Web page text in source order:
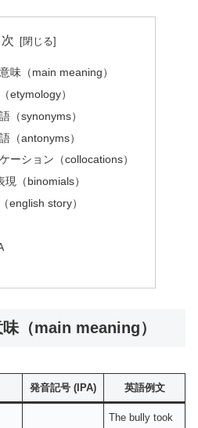
次
味（main meaning）
etymology）
（synonyms）
（antonyms）
ーション（collocations）
現（binomials）
english story）
（main meaning）
発音記号 (IPA) 英語例文
The bully took